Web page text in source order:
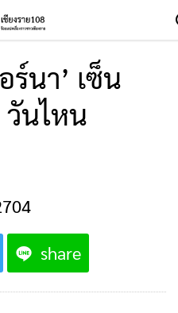
ร์นา’ เซ็น
นไหน
share